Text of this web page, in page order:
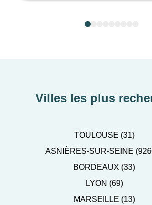
Villes les plus
TOULOUSE (31)
ASNIÈRES-SUR-SEINE
BORDEAUX (33)
LYON (69)
MARSEILLE (13)